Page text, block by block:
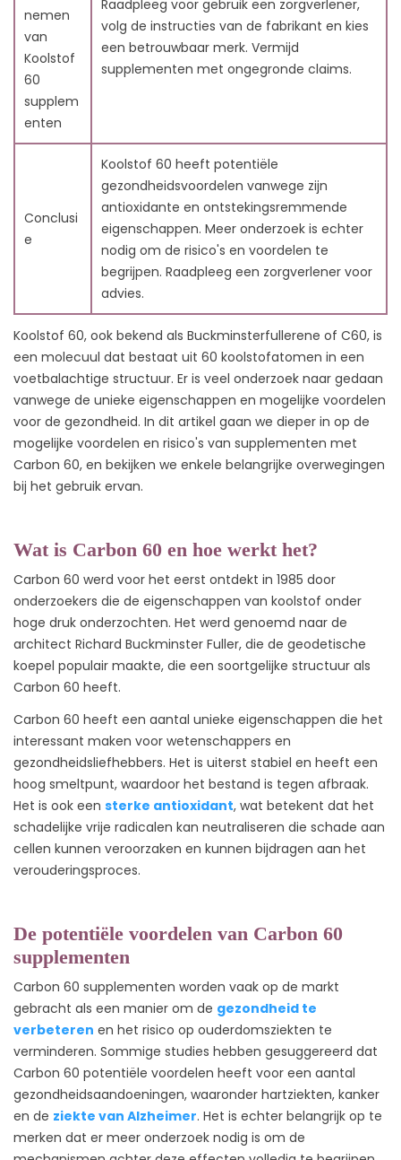
nemen
van
Koolstof
60
supplem
enten
Raadpleeg voor gebruik een zorgverlener,
volg de instructies van de fabrikant en kies
een betrouwbaar merk. Vermijd
supplementen met ongegronde claims.
Conclusi
e
Koolstof 60 heeft potentiële
gezondheidsvoordelen vanwege zijn
antioxidante en ontstekingsremmende
eigenschappen. Meer onderzoek is echter
nodig om de risico's en voordelen te
begrijpen. Raadpleeg een zorgverlener voor
advies.
Koolstof 60, ook bekend als Buckminsterfullerene of C60, is
een molecuul dat bestaat uit 60 koolstofatomen in een
voetbalachtige structuur. Er is veel onderzoek naar gedaan
vanwege de unieke eigenschappen en mogelijke voordelen
voor de gezondheid. In dit artikel gaan we dieper in op de
mogelijke voordelen en risico's van supplementen met
Carbon 60, en bekijken we enkele belangrijke overwegingen
bij het gebruik ervan.
Wat is Carbon 60 en hoe werkt het?
Carbon 60 werd voor het eerst ontdekt in 1985 door
onderzoekers die de eigenschappen van koolstof onder
hoge druk onderzochten. Het werd genoemd naar de
architect Richard Buckminster Fuller, die de geodetische
koepel populair maakte, die een soortgelijke structuur als
Carbon 60 heeft.
Carbon 60 heeft een aantal unieke eigenschappen die het
interessant maken voor wetenschappers en
gezondheidsliefhebbers. Het is uiterst stabiel en heeft een
hoog smeltpunt, waardoor het bestand is tegen afbraak.
Het is ook een sterke antioxidant, wat betekent dat het
schadelijke vrije radicalen kan neutraliseren die schade aan
cellen kunnen veroorzaken en kunnen bijdragen aan het
verouderingsproces.
De potentiële voordelen van Carbon 60
supplementen
Carbon 60 supplementen worden vaak op de markt
gebracht als een manier om de gezondheid te
verbeteren en het risico op ouderdomsziekten te
verminderen. Sommige studies hebben gesuggereerd dat
Carbon 60 potentiële voordelen heeft voor een aantal
gezondheidsaandoeningen, waaronder hartziekten, kanker
en de ziekte van Alzheimer. Het is echter belangrijk op te
merken dat er meer onderzoek nodig is om de